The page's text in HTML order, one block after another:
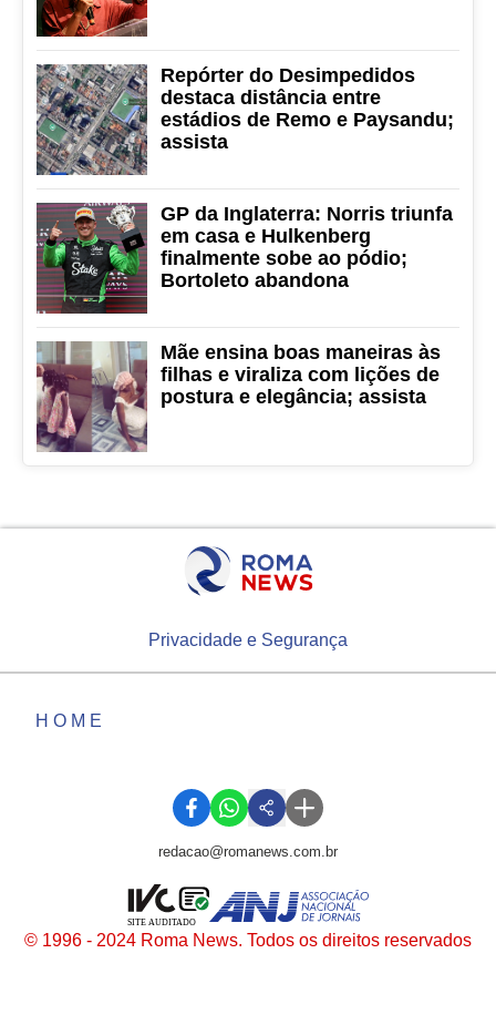
Repórter do Desimpedidos
destaca distância entre
estádios de Remo e Paysandu;
assista
GP da Inglaterra: Norris triunfa
em casa e Hulkenberg
finalmente sobe ao pódio;
Bortoleto abandona
Mãe ensina boas maneiras às
filhas e viraliza com lições de
postura e elegância; assista
Privacidade e Segurança
HOME
redacao@romanews.com.br
© 1996 - 2024 Roma News. Todos os direitos reservados
SITE AUDITADO